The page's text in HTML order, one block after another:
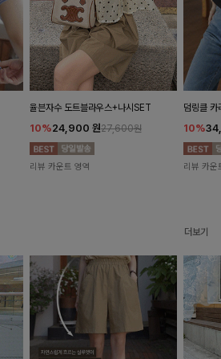
율븐자수 도트블라우스+나시SET
10%24,900 원27,600원
리뷰 카운트 영역
덤링클 카
10%
리뷰 카운
더보기